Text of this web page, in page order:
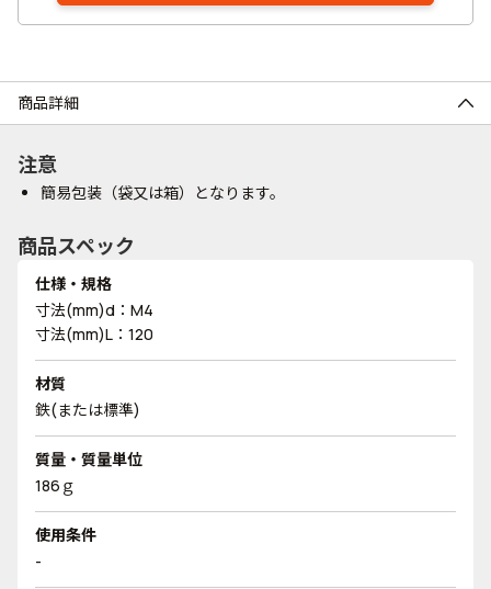
商品詳細
注意
簡易包装（袋又は箱）となります。
商品スペック
仕様・規格
寸法(mm)d：M4
寸法(mm)L：120
材質
鉄(または標準)
質量・質量単位
186ｇ
使用条件
-